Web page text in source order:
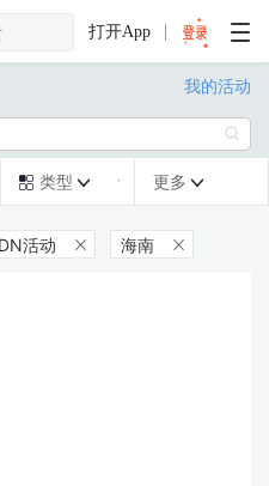
打开App
我的活动

 类型  更多 
活动  海南 